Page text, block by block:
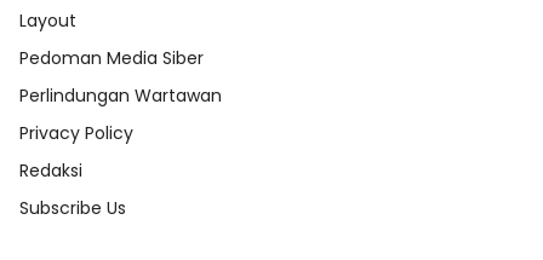
Layout
Pedoman Media Siber
Perlindungan Wartawan
Privacy Policy
Redaksi
Subscribe Us